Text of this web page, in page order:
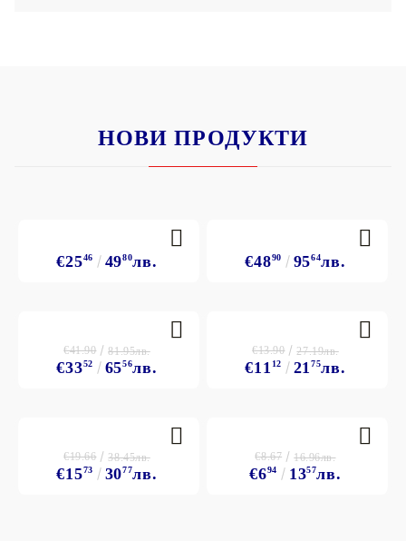
НОВИ ПРОДУКТИ
€2546 4980лв. €4890 9564лв.
€3352 6556лв.
€41.90 81.95лв.
€11 12 2175лв.
€13.90 27.19лв.
€1573 3077лв.
€19.66 38.45лв.
€694 1357лв.
€8.67 16.96лв.